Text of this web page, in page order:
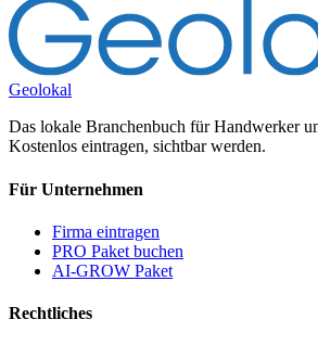
Geolokal
Das lokale Branchenbuch für Handwerker
Kostenlos eintragen, sichtbar werden.
Für Unternehmen
Firma eintragen
PRO Paket buchen
AI-GROW Paket
Rechtliches